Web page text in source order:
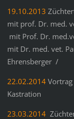
19.10.2013
mit prof. Dr. med.
mit Prof. Dr.
mit Dr. med. vet.
Ehrensberger /
22.02.2014Vortrag
Kastration
23.03.2014